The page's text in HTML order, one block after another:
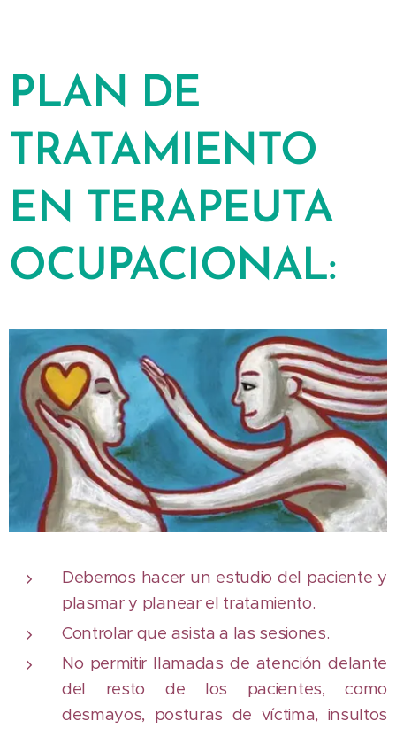
PLAN DE
TRATAMIENTO
EN TERAPEUTA
OCUPACIONAL:
Debemos hacer un estudio del paciente y
plasmar y planear el tratamiento.
Controlar que asista a las sesiones.
No permitir llamadas de atención delante
del resto de los pacientes, como
desmayos, posturas de víctima, insultos